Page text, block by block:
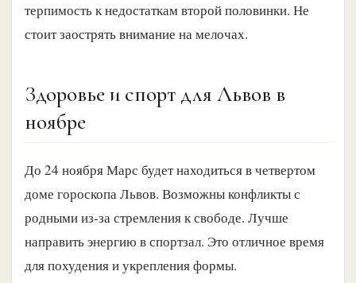
терпимость к недостаткам второй половинки. Не
стоит заострять внимание на мелочах.
Здоровье и спорт для Львов в
ноябре
До 24 ноября Марс будет находиться в четвертом
доме гороскопа Львов. Возможны конфликты с
родными из-за стремления к свободе. Лучше
направить энергию в спортзал. Это отличное время
для похудения и укрепления формы.